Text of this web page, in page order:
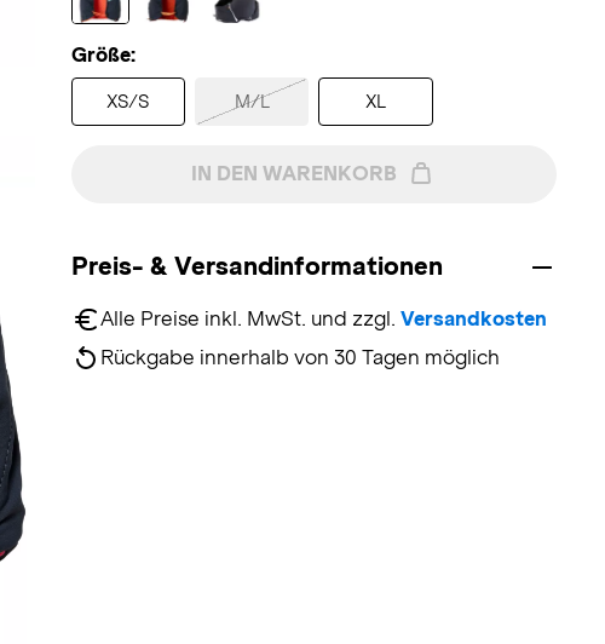
Größe:
XS/S M/L XL
IN DEN WARENKORB
Preis- & Versandinformationen
Alle Preise inkl. MwSt. und zzgl. Versandkosten
Rückgabe innerhalb von 30 Tagen möglich